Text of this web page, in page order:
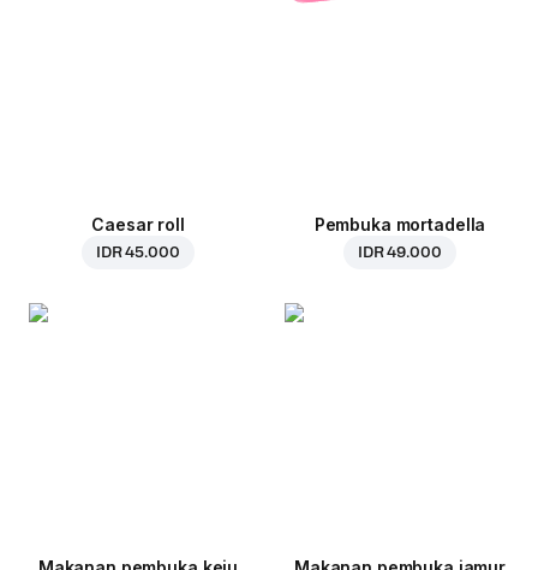
Caesar roll
IDR 45.000
Pembuka mortadella
IDR 49.000